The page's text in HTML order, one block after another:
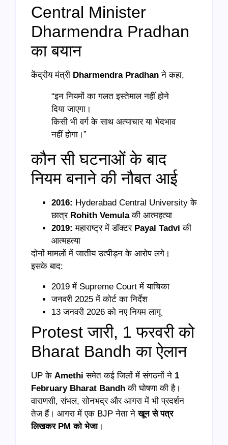
Central Minister
Dharmendra Pradhan
का बयान
केंद्रीय मंत्री Dharmendra Pradhan ने कहा,
“इन नियमों का गलत इस्तेमाल नहीं होने
दिया जाएगा।
किसी भी वर्ग के साथ अत्याचार या भेदभाव
नहीं होगा।”
कौन सी घटनाओं के बाद
नियम बनाने की नौबत आई
2016: Hyderabad Central University के
छात्र Rohith Vemulaकी आत्महत्या
2019: महाराष्ट्र में डॉक्टर Payal Tadvi की
आत्महत्या
दोनों मामलों में जातीय उत्पीड़न के आरोप लगे।
इसके बाद:
2019 में Supreme Court में याचिका
जनवरी 2025 में कोर्ट का निर्देश
13 जनवरी 2026 को नए नियम लागू
Protest जारी, 1 फरवरी को
Bharat Bandh का ऐलान
UP के Amethi समेत कई जिलों में संगठनों ने 1
February Bharat Bandh की घोषणा की है।
वाराणसी, संभल, सोनभद्र और आगरा में भी प्रदर्शन
तेज हैं। आगरा में एक BJP नेता नेखून से पत्र
लिखकर PM को भेजा।